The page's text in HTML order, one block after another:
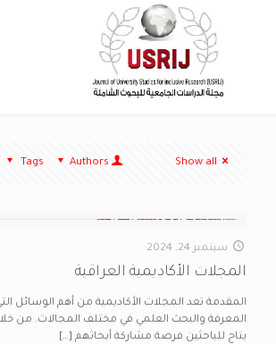
Tags Authors Show all
سبتمبر 24, 2024
المجلات الأكاديمية العراقية
المقدمة تعد المجلات الأكاديمية من أهم الوسائل
المعرفة والبحث العلمي في مختلف المجالات. من
يتاح للباحثين فرصة مشاركة أبحاثهم […]